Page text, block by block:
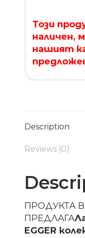
Този
наличен,
нашият
Description
Reviews (0)
ПРОДУКТА
ПРЕДЛАГА
EGGER